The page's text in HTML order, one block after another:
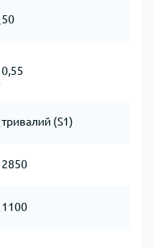
50
0,55
тривалий (S1)
2850
1100